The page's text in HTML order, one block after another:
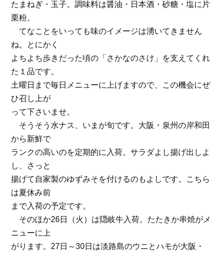
たまねぎ・玉子。調味料は醤油・日本酒・砂糖・塩に片
栗粉。
てなことをいっても味のイメージは湧いてきません
ね。とにかく
よちよち歩きだった頃の「さかなのさけ」を支えてくれ
た１品です。
土曜日まで毎日メニューに上げますので、この機会にぜ
ひ召し上が
って下さいませ。
そうそう水ナス、いまが旬です。大阪・泉州の岸和田
から新鮮で
ランクの高いのを定期的に入荷。サラダよし揚げ出しよ
し、さっと
揚げて自家製のゆずみそを付けるのもよしです。こちら
は夏休み前
まで入荷の予定です。
そのほか26日（火）は隠岐牛入荷。たたきか串焼がメ
ニューに上
がります。27日～30日は淡路島のウニとハモが大阪・